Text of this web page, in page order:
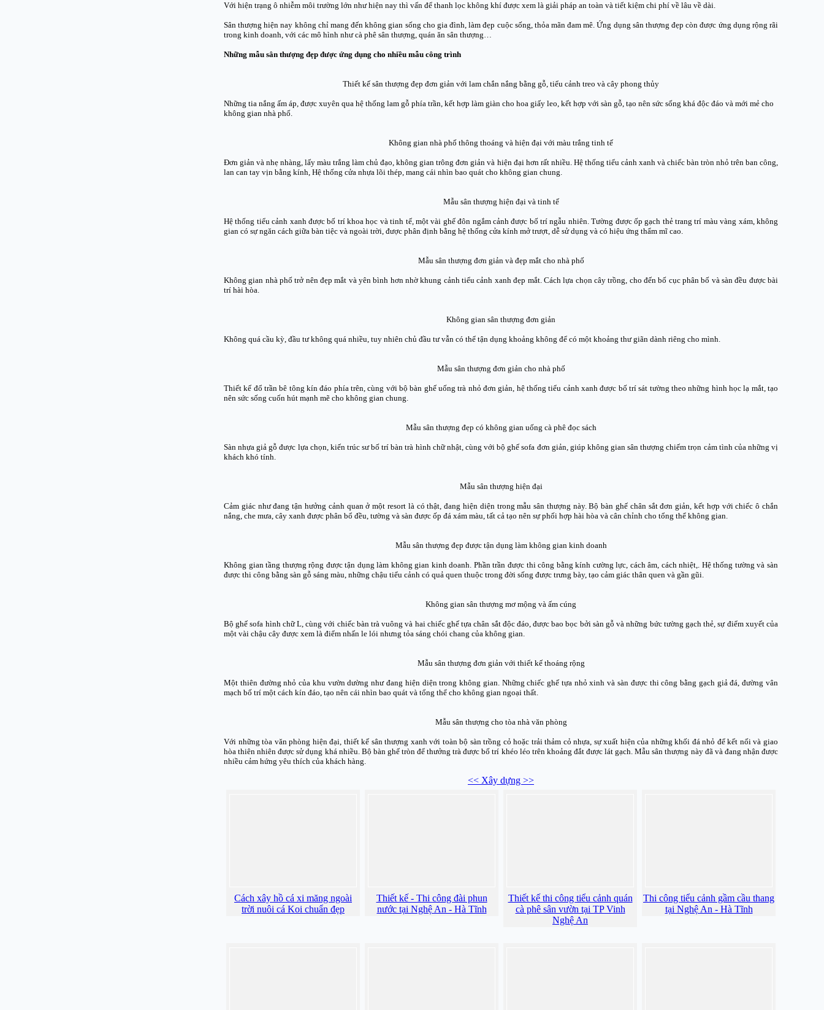
Với hiện trạng ô nhiễm môi trường lớn như hiện nay thì vấn để thanh lọc không khí được xem là giải pháp an toàn và tiết kiệm chi phí về lâu về dài.
Sân thượng hiện nay không chỉ mang đến không gian sống cho gia đình, làm đẹp cuộc sống, thỏa mãn đam mê. Ứng dụng sân thượng đẹp còn được ứng dụng rộng rãi
trong kinh doanh, với các mô hình như cà phê sân thượng, quán ăn sân thượng…
Những mẫu sân thượng đẹp được ứng dụng cho nhiều mẫu công trình
Thiết kế sân thượng đẹp đơn giản với lam chắn nắng bằng gỗ, tiểu cảnh treo và cây phong thủy
Những tia nắng ấm áp, được xuyên qua hệ thống lam gỗ phía trần, kết hợp làm giàn cho hoa giấy leo, kết hợp với sàn gỗ, tạo nên sức sống khá độc đáo và mới mẻ cho
không gian nhà phố.
Không gian nhà phố thông thoáng và hiện đại với màu trắng tinh tế
Đơn giản và nhẹ nhàng, lấy màu trắng làm chủ đạo, không gian trông đơn giản và hiện đại hơn rất nhiều. Hệ thống tiểu cảnh xanh và chiếc bàn tròn nhỏ trên ban công,
lan can tay vịn bằng kính, Hệ thống cửa nhựa lõi thép, mang cái nhìn bao quát cho không gian chung.
Mẫu sân thượng hiện đại và tinh tế
Hệ thống tiểu cảnh xanh được bố trí khoa học và tinh tế, một vài ghế đôn ngắm cảnh được bố trí ngẫu nhiên. Tường được ốp gạch thẻ trang trí màu vàng xám, không
gian có sự ngăn cách giữa bàn tiệc và ngoài trời, được phân định bằng hệ thống cửa kính mở trượt, dễ sử dụng và có hiệu ứng thẩm mĩ cao.
Mẫu sân thượng đơn giản và đẹp mắt cho nhà phố
Không gian nhà phố trở nên đẹp mắt và yên bình hơn nhờ khung cảnh tiểu cảnh xanh đẹp mắt. Cách lựa chọn cây trồng, cho đến bố cục phân bố và sàn đều được bài
trí hài hòa.
Không gian sân thượng đơn giản
Không quá cầu kỳ, đầu tư không quá nhiều, tuy nhiên chủ đầu tư vẫn có thể tận dụng khoảng không để có một khoảng thư giãn dành riêng cho mình.
Mẫu sân thượng đơn giản cho nhà phố
Thiết kế đổ trần bê tông kín đáo phía trên, cùng với bộ bàn ghế uống trà nhỏ đơn giản, hệ thống tiểu cảnh xanh được bố trí sát tường theo những hình học lạ mắt, tạo
nên sức sống cuốn hút mạnh mẽ cho không gian chung.
Mẫu sân thượng đẹp có không gian uống cà phê đọc sách
Sàn nhựa giả gỗ được lựa chọn, kiến trúc sư bố trí bàn trà hình chữ nhật, cùng với bộ ghế sofa đơn giản, giúp không gian sân thượng chiếm trọn cảm tình của những vị
khách khó tính.
Mẫu sân thượng hiện đại
Cảm giác như đang tận hưởng cảnh quan ở một resort là có thật, đang hiện diện trong mẫu sân thượng này. Bộ bàn ghế chân sắt đơn giản, kết hợp với chiếc ô chắn
nắng, che mưa, cây xanh được phân bổ đều, tường và sàn được ốp đá xám màu, tất cả tạo nên sự phối hợp hài hòa và cân chỉnh cho tổng thể không gian.
Mẫu sân thượng đẹp được tận dụng làm không gian kinh doanh
Không gian tầng thượng rộng được tận dụng làm không gian kinh doanh. Phần trần được thi công bằng kính cường lực, cách âm, cách nhiệt,. Hệ thống tường và sàn
được thi công bằng sàn gỗ sáng màu, những chậu tiểu cảnh có quả quen thuộc trong đời sống được trưng bày, tạo cảm giác thân quen và gần gũi.
Không gian sân thượng mơ mộng và ấm cúng
Bộ ghế sofa hình chữ L, cùng với chiếc bàn trà vuông và hai chiếc ghế tựa chân sắt độc đáo, được bao bọc bởi sàn gỗ và những bức tường gạch thẻ, sự điểm xuyết của
một vài chậu cây được xem là điểm nhấn le lói nhưng tỏa sáng chói chang của không gian.
Mẫu sân thượng đơn giản với thiết kế thoáng rộng
Một thiên đường nhỏ của khu vườn dường như đang hiện diện trong không gian. Những chiếc ghế tựa nhỏ xinh và sàn được thi công bằng gạch giả đá, đường vân
mạch bố trí một cách kín đáo, tạo nên cái nhìn bao quát và tổng thể cho không gian ngoại thất.
Mẫu sân thượng cho tòa nhà văn phòng
Với những tòa văn phòng hiện đại, thiết kế sân thượng xanh với toàn bộ sàn trồng cỏ hoặc trải thảm cỏ nhựa, sự xuất hiện của những khối đá nhỏ để kết nối và giao
hòa thiên nhiên được sử dụng khá nhiều. Bộ bàn ghế tròn để thưởng trà được bố trí khéo léo trên khoảng đắt được lát gạch. Mẫu sân thượng này đã và đang nhận được
nhiều cảm hứng yêu thích của khách hàng.
<< Xây dựng >>
Cách xây hồ cá xi măng ngoài
trời nuôi cá Koi chuẩn đẹp
Thiết kế - Thi công đài phun
nước tại Nghệ An - Hà Tĩnh
Thiết kế thi công tiểu cảnh quán
cà phê sân vườn tại TP Vinh
Nghệ An
Thi công tiểu cảnh gầm cầu thang
tại Nghệ An - Hà Tĩnh